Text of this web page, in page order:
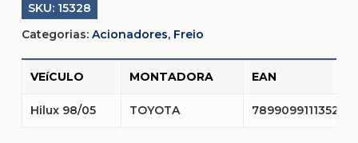
SKU: 15328
Categorias: Acionadores, Freio
VEíCULO MONTADORA EAN
Hilux 98/05 TOYOTA 7899099111352